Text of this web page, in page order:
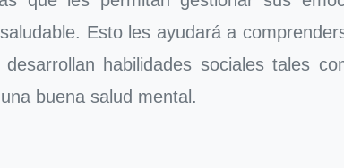
Esto les ayudará a
habilidades sociales tales
buena salud mental.